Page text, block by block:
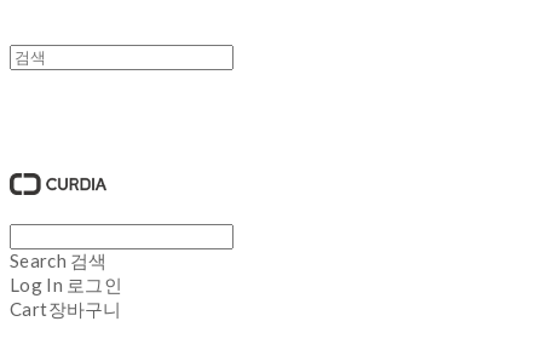
Search 검색
Log In 로그인
Cart장바구니